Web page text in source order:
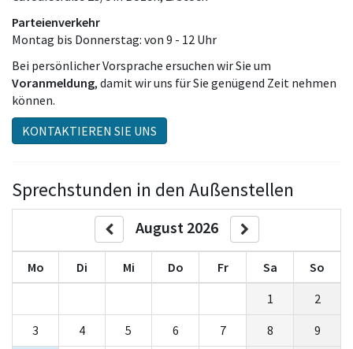
Parteienverkehr
Montag bis Donnerstag: von 9 - 12 Uhr
Bei persönlicher Vorsprache ersuchen wir Sie um
Voranmeldung, damit wir uns für Sie genügend Zeit nehmen
können.
KONTAKTIEREN SIE UNS
Sprechstunden in den Außenstellen
August 2026
Mo Di Mi Do Fr Sa
So
1
2
3
4 5 6 7 8
9